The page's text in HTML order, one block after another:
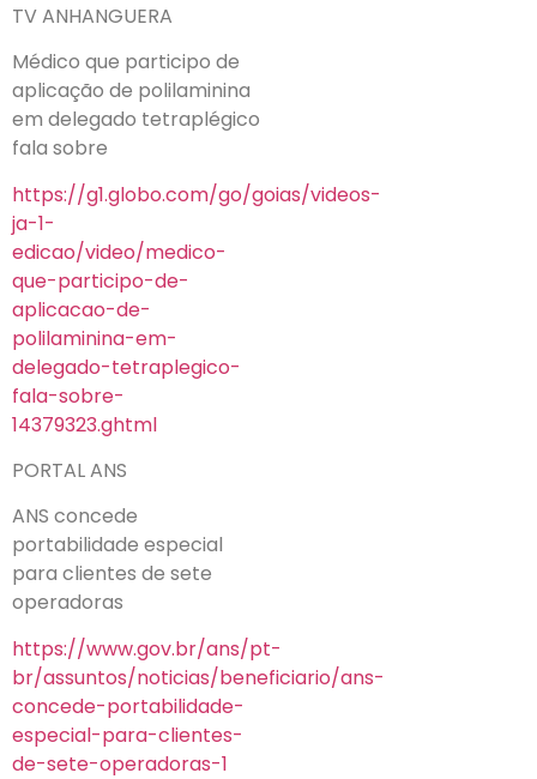
TV ANHANGUERA
Médico que participo de
aplicação de polilaminina
em delegado tetraplégico
fala sobre
https://g1.globo.com/go/goias/videos-
ja-1-
edicao/video/medico-
que-participo-de-
aplicacao-de-
polilaminina-em-
delegado-tetraplegico-
fala-sobre-
14379323.ghtml
PORTAL ANS
ANS concede
portabilidade especial
para clientes de sete
operadoras
https://www.gov.br/ans/pt-
br/assuntos/noticias/beneficiario/ans-
concede-portabilidade-
especial-para-clientes-
de-sete-operadoras-1